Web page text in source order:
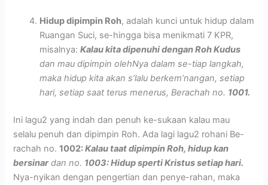
Hidup dipimpin Roh, adalah kunci untuk hidup dalam
Ruangan Suci, se-hingga bisa menikmati 7 KPR,
misalnya:Kalau kita dipenuhi dengan Roh Kudus
dan mau dipimpin olehNya dalam se-tiap langkah,
maka hidup kita akan s’lalu berkem’nangan, setiap
hari, setiap saat terus menerus, Berachah no. 1001.
Ini lagu2 yang indah dan penuh ke-sukaan kalau mau
selalu penuh dan dipimpin Roh. Ada lagi lagu2 rohani Be-
rachah no.1002:Kalau taat dipimpin Roh, hidup kan
bersinardan no. 1003: Hidup sperti Kristus setiap hari.
Nya-nyikan dengan pengertian dan penye-rahan, maka